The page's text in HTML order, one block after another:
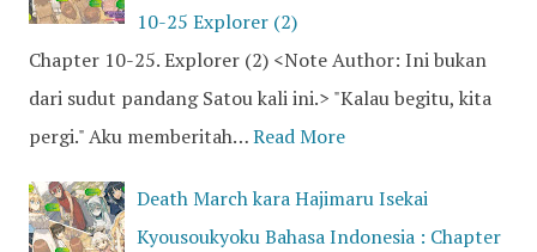
10-25 Explorer (2)
Chapter 10-25. Explorer (2) <Note Author: Ini bukan
dari sudut pandang Satou kali ini.> "Kalau begitu, kita
pergi." Aku memberitah…Read More
Death March kara Hajimaru Isekai
Kyousoukyoku Bahasa Indonesia : Chapter